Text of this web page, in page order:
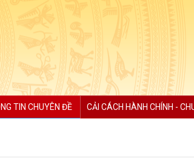
TIN CHUYÊN ĐỀ CẢI CÁCH HÀNH CHÍNH -